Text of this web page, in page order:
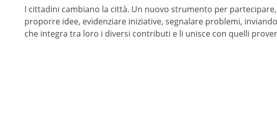
I cittadini cambiano la città. Un nuovo strumento per
proporre idee, evidenziare iniziative, segnalare problemi,
che integra tra loro i diversi contributi e li unisce con quelli